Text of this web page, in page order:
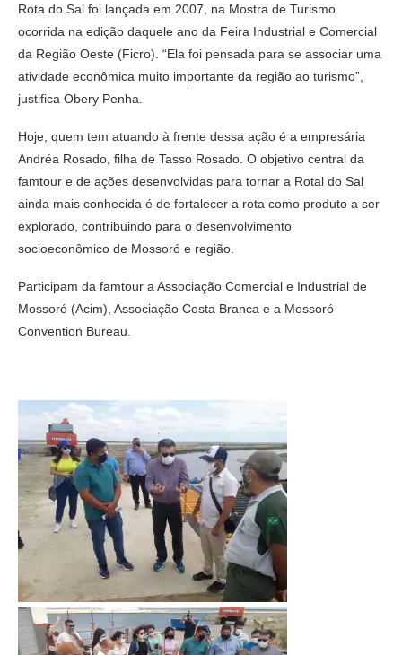
Rota do Sal foi lançada em 2007, na Mostra de Turismo
ocorrida na edição daquele ano da Feira Industrial e Comercial
da Região Oeste (Ficro). “Ela foi pensada para se associar uma
atividade econômica muito importante da região ao turismo”,
justifica Obery Penha.
Hoje, quem tem atuando à frente dessa ação é a empresária
Andréa Rosado, filha de Tasso Rosado. O objetivo central da
famtour e de ações desenvolvidas para tornar a Rotal do Sal
ainda mais conhecida é de fortalecer a rota como produto a ser
explorado, contribuindo para o desenvolvimento
socioeconômico de Mossoró e região.
Participam da famtour a Associação Comercial e Industrial de
Mossoró (Acim), Associação Costa Branca e a Mossoró
Convention Bureau.